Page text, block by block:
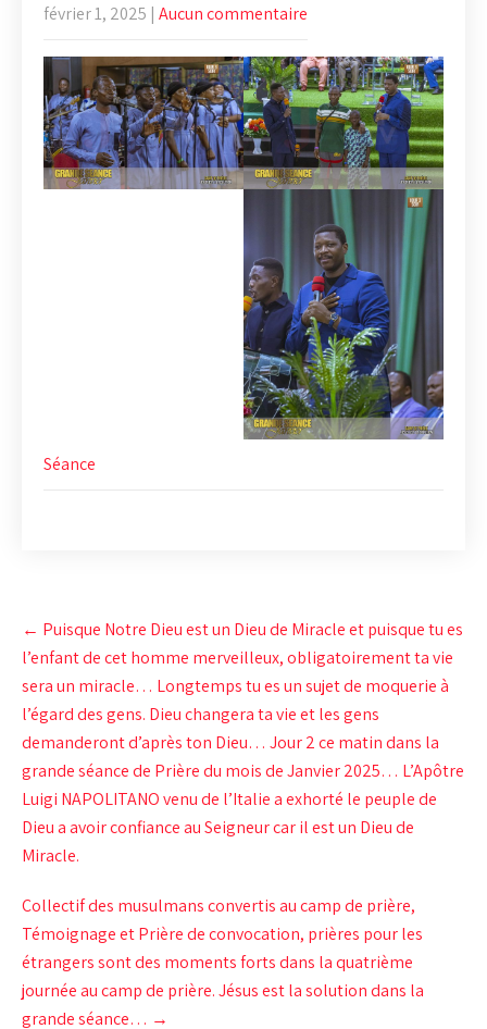
février 1, 2025 | Aucun commentaire
Séance
Post
navigation
← Puisque Notre Dieu est un Dieu de Miracle et puisque tu es
l’enfant de cet homme merveilleux, obligatoirement ta vie
sera un miracle… Longtemps tu es un sujet de moquerie à
l’égard des gens. Dieu changera ta vie et les gens
demanderont d’après ton Dieu… Jour 2 ce matin dans la
grande séance de Prière du mois de Janvier 2025… L’Apôtre
Luigi NAPOLITANO venu de l’Italie a exhorté le peuple de
Dieu a avoir confiance au Seigneur car il est un Dieu de
Miracle.
Collectif des musulmans convertis au camp de prière,
Témoignage et Prière de convocation, prières pour les
étrangers sont des moments forts dans la quatrième
journée au camp de prière. Jésus est la solution dans la
grande séance… →